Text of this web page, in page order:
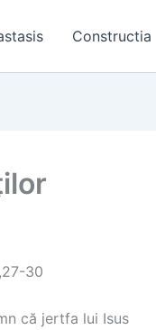
Constructia
30
că jertfa lui Isus